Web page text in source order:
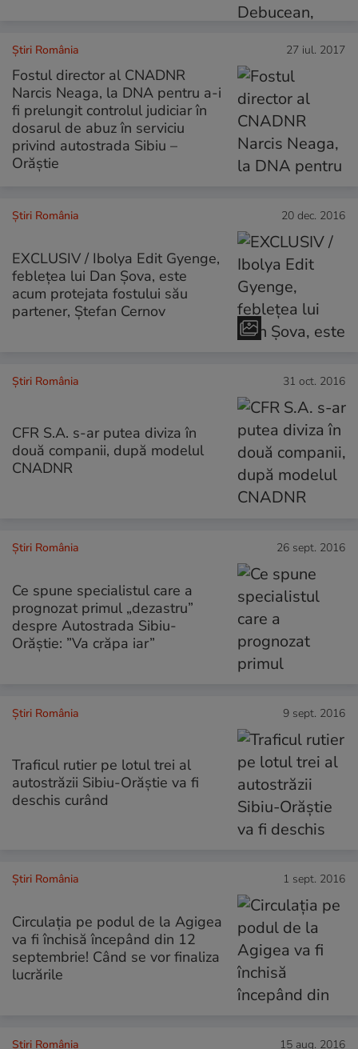
Știri România 27 iul. 2017
Fostul director al CNADNR
Narcis Neaga, la DNA pentru a-i
fi prelungit controlul judiciar în
dosarul de abuz în serviciu
privind autostrada Sibiu –
Orăştie
Știri România 20 dec. 2016
EXCLUSIV / Ibolya Edit Gyenge,
feblețea lui Dan Șova, este
acum protejata fostului său
partener, Ștefan Cernov
Știri România 31 oct. 2016
CFR S.A. s-ar putea diviza în
două companii, după modelul
CNADNR
Știri România 26 sept. 2016
Ce spune specialistul care a
prognozat primul „dezastru”
despre Autostrada Sibiu-
Orăștie: ”Va crăpa iar”
Știri România 9 sept. 2016
Traficul rutier pe lotul trei al
autostrăzii Sibiu-Orăştie va fi
deschis curând
Știri România 1 sept. 2016
Circulația pe podul de la Agigea
va fi închisă începând din 12
septembrie! Când se vor finaliza
lucrările
Știri România 15 aug. 2016